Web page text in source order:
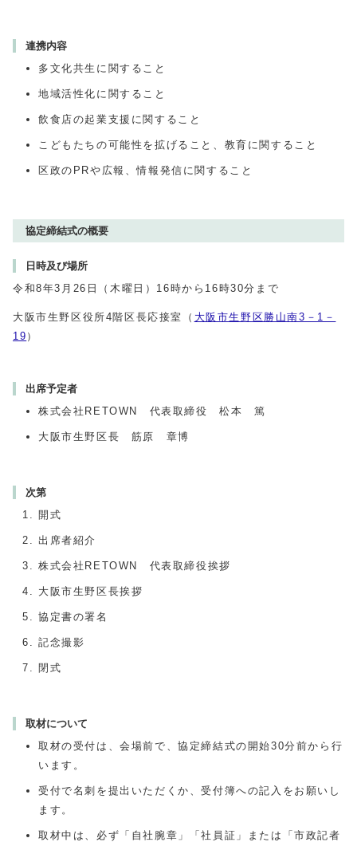
連携内容
多文化共生に関すること
地域活性化に関すること
飲食店の起業支援に関すること
こどもたちの可能性を拡げること、教育に関すること
区政のPRや広報、情報発信に関すること
協定締結式の概要
日時及び場所
令和8年3月26日（木曜日）16時から16時30分まで
大阪市生野区役所4階区長応接室（ 大阪市生野区勝山南3－1－
19 ）
出席予定者
株式会社RETOWN 代表取締役 松本 篤
大阪市生野区長 筋原 章博
次第
開式
出席者紹介
株式会社RETOWN 代表取締役挨拶
大阪市生野区長挨拶
協定書の署名
記念撮影
閉式
取材について
取材の受付は、会場前で、協定締結式の開始30分前から行
います。
受付で名刺を提出いただくか、受付簿への記入をお願いし
ます。
取材中は、必ず「自社腕章」「社員証」または「市政記者